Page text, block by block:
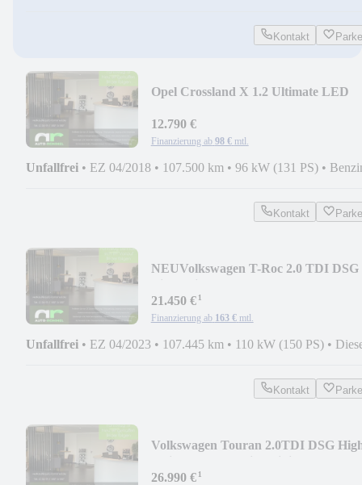
Kontakt
Opel Crossland X 1.2 Ultimate LED
12.790 €
Finanzierung ab 98 € mtl.
Unfallfrei • EZ 04/2018 • 107.500 km • 96 kW (131 PS) •
Kontakt
NEUVolkswagen T-Roc 2.0 TDI DSG
21.450 €¹
Finanzierung ab 163 € mtl.
Unfallfrei • EZ 04/2023 • 107.445 km • 110 kW (150 PS) •
Kontakt
Volkswagen Touran 2.0TDI DSG
26.990 €¹